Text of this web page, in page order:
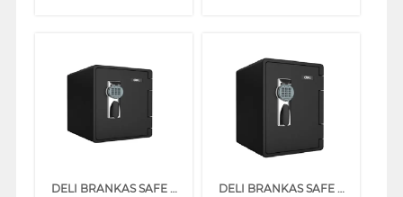
DELI BRANKAS SAFE BOX DELI_ET660
DELI BRANKAS SAFE BOX DELI_ET662